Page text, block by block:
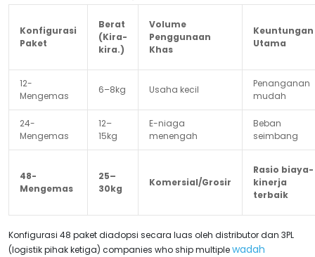
Konfigurasi
Paket
Berat
(Kira-
kira.)
Volume
Penggunaan
Khas
Keuntungan
Utama
12-
Mengemas
6–8kg Usaha kecil
Penanganan
mudah
24-
Mengemas
12–
15kg
E-niaga
menengah
Beban
seimbang
48-
Mengemas
25–
30kg
Komersial/Grosir
Rasio biaya-
kinerja
terbaik
Konfigurasi 48 paket diadopsi secara luas oleh distributor dan 3PL
(logistik pihak ketiga) companies who ship multiplewadah